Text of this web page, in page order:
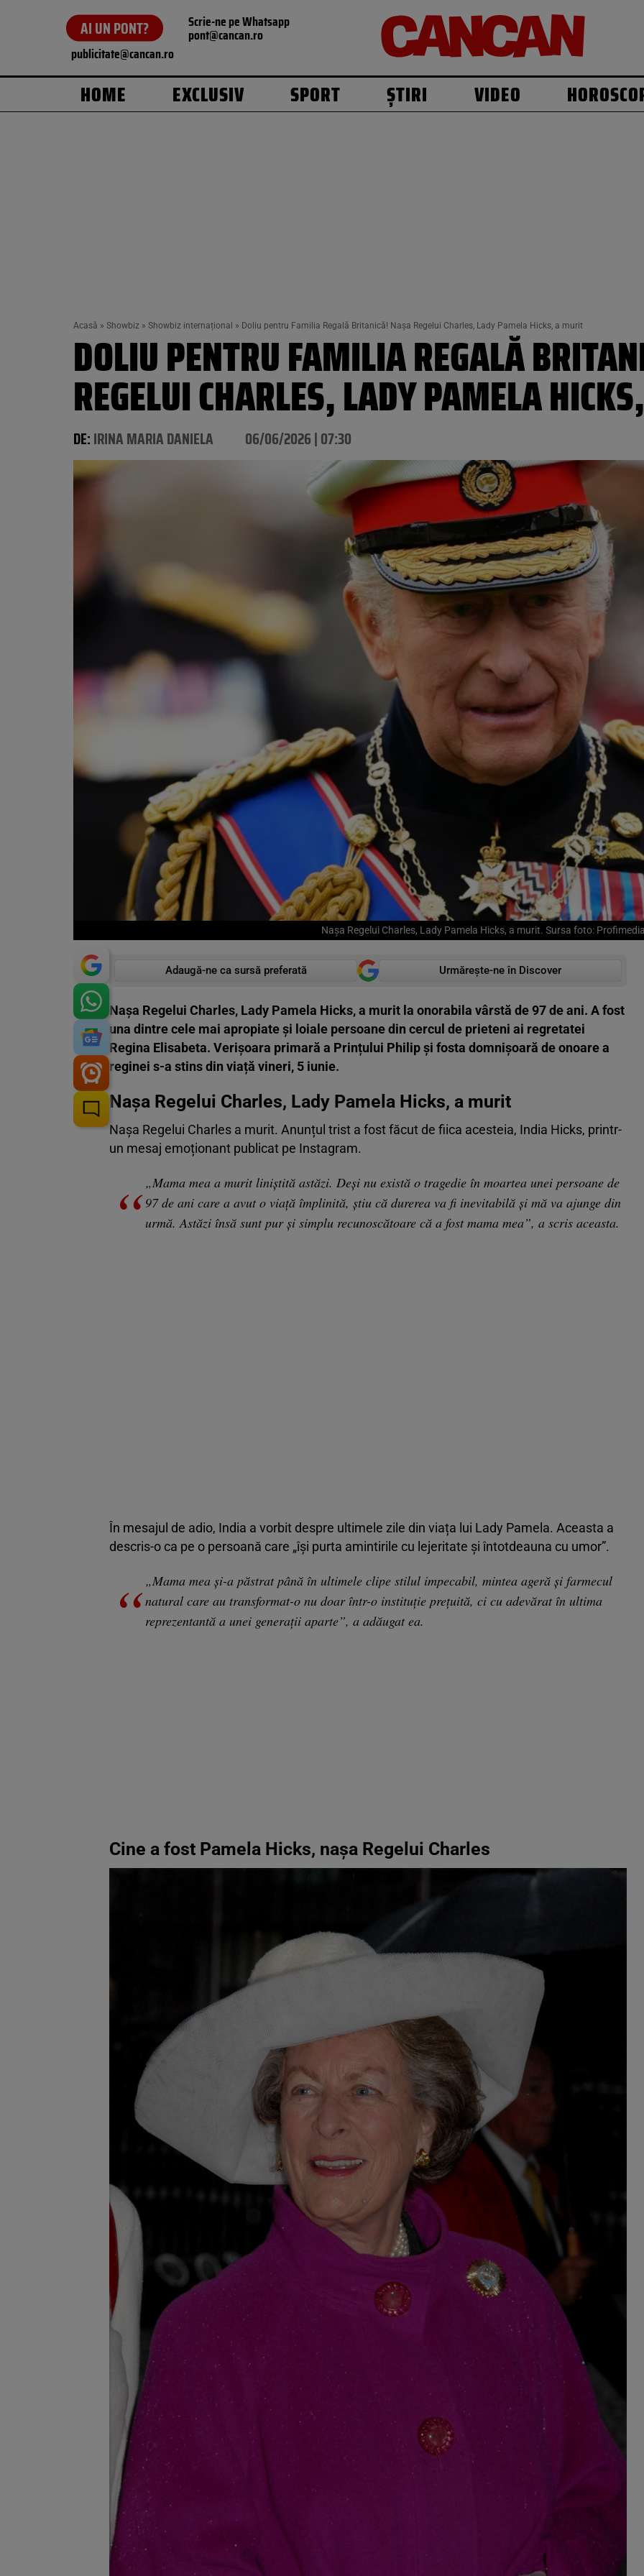
AI UN PONT? Scrie-ne pe Whatsapp
pont@cancan.ro
publicitate@cancan.ro
HOME EXCLUSIV SPORT ȘTIRI VIDEO
Acasă » Showbiz » Showbiz internațional » Doliu pentru Familia Regală Britanică! Nașa Regelui Charles, Lady Pamela Hicks, a murit
DOLIU PENTRU FAMILIA REGALĂ
REGELUI CHARLES, LADY PAMELA
DE:IRINA MARIA DANIELA 06/06/2026 | 07:30
Nașa Regelui Charles, Lady Pamela Hicks, a murit. Sursa foto:
Adaugă-ne ca sursă preferată Urmărește-ne în Discover
Nașa Regelui Charles, Lady Pamela Hicks, a murit la onorabila vârstă de 97 de ani. A fost
una dintre cele mai apropiate și loiale persoane din cercul de prieteni ai regretatei
Regina Elisabeta. Verișoara primară a Prințului Philip și fosta domnișoară de onoare a
reginei s-a stins din viață vineri, 5 iunie.
Nașa Regelui Charles, Lady Pamela Hicks, a murit
Nașa Regelui Charles a murit. Anunțul trist a fost făcut de fiica acesteia, India Hicks, printr-
un mesaj emoționant publicat pe Instagram.
„Mama mea a murit liniștită astăzi. Deși nu există o tragedie în moartea unei persoane de
97 de ani care a avut o viață împlinită, știu că durerea va fi inevitabilă și mă va ajunge din
urmă. Astăzi însă sunt pur și simplu recunoscătoare că a fost mama mea”, a scris aceasta.
În mesajul de adio, India a vorbit despre ultimele zile din viața lui Lady Pamela. Aceasta a
descris-o ca pe o persoană care „își purta amintirile cu lejeritate și întotdeauna cu umor”.
„Mama mea și-a păstrat până în ultimele clipe stilul impecabil, mintea ageră și farmecul
natural care au transformat-o nu doar într-o instituție prețuită, ci cu adevărat în ultima
reprezentantă a unei generații aparte”, a adăugat ea.
Cine a fost Pamela Hicks, nașa Regelui Charles